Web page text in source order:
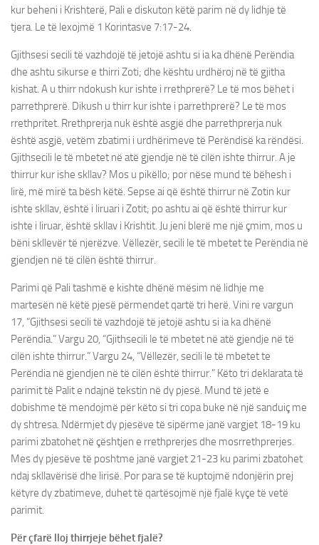
kur beheni i Krishterë, Pali e diskuton këtë parim në dy lidhje të
tjera. Le të lexojmë 1 Korintasve 7:17-24.
Gjithsesi secili të vazhdojë të jetojë ashtu si ia ka dhënë Perëndia
dhe ashtu sikurse e thirri Zoti; dhe kështu urdhëroj në të gjitha
kishat. A u thirr ndokush kur ishte i rrethprerë? Le të mos bëhet i
parrethprerë. Dikush u thirr kur ishte i parrethprerë? Le të mos
rrethpritet. Rrethprerja nuk është asgjë dhe parrethprerja nuk
është asgjë, vetëm zbatimi i urdhërimeve të Perëndisë ka rëndësi.
Gjithsecili le të mbetet në atë gjendje në të cilën ishte thirrur. A je
thirrur kur ishe skllav? Mos u pikëllo; por nëse mund të bëhesh i
lirë, më mirë ta bësh këtë. Sepse ai që është thirrur në Zotin kur
ishte skllav, është i liruari i Zotit; po ashtu ai që është thirrur kur
ishte i liruar, është skllav i Krishtit. Ju jeni blerë me një çmim, mos u
bëni skllevër të njerëzve. Vëllezër, secili le të mbetet te Perëndia në
gjendjen në të cilën është thirrur.
Parimi që Pali tashmë e kishte dhënë mësim në lidhje me
martesën në këtë pjesë përmendet qartë tri herë. Vini re vargun
17, “Gjithsesi secili të vazhdojë të jetojë ashtu si ia ka dhënë
Perëndia.” Vargu 20, “Gjithsecili le të mbetet në atë gjendje në të
cilën ishte thirrur.” Vargu 24, “Vëllezër, secili le të mbetet te
Perëndia në gjendjen në të cilën është thirrur.” Këto tri deklarata të
parimit të Palit e ndajnë tekstin në dy pjesë. Mund të jetë e
dobishme të mendojmë për këto si tri copa buke në një sanduiç me
dy shtresa. Ndërmjet dy pjesëve të sipërme janë vargjet 18-19 ku
parimi zbatohet në çështjen e rrethprerjes dhe mosrrethprerjes.
Mes dy pjesëve të poshtme janë vargjet 21-23 ku parimi zbatohet
ndaj skllavërisë dhe lirisë. Por para se të kuptojmë ndonjërin prej
këtyre dy zbatimeve, duhet të qartësojmë një fjalë kyçe të vetë
parimit.
Për çfarë lloj thirrjeje bëhet fjalë?